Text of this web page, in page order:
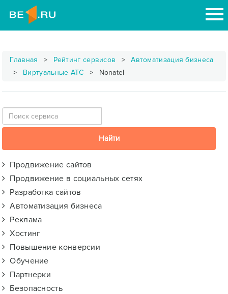
Главная Рейтинг сервисов
Автоматизация бизнеса
Виртуальные АТС
Nonatel
Продвижение сайтов
Продвижение в социальных сетях
Разработка сайтов
Автоматизация бизнеса
Реклама
Хостинг
Повышение конверсии
Обучение
Партнерки
Безопасность